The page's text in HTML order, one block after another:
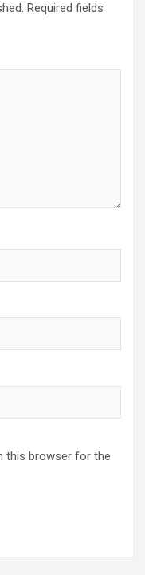
Required fields
this browser for the